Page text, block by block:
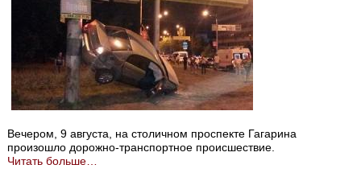
Вечером, 9 августа, на столичном проспекте Гагарина
произошло дорожно-транспортное происшествие.
Читать больше…